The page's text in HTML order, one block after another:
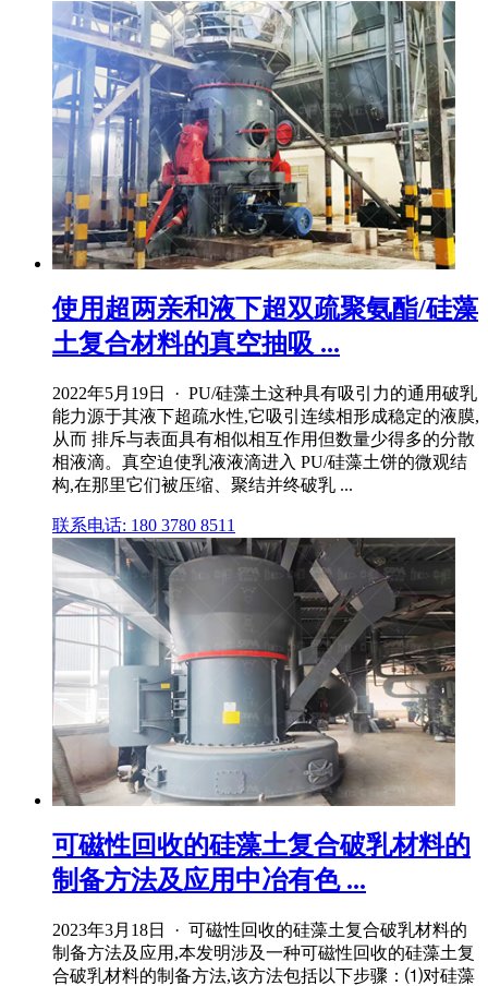
使用超两亲和液下超双疏聚氨酯/硅藻
土复合材料的真空抽吸 ...
2022年5月19日 · PU/硅藻土这种具有吸引力的通用破乳
能力源于其液下超疏水性,它吸引连续相形成稳定的液膜,
从而 排斥与表面具有相似相互作用但数量少得多的分散
相液滴。真空迫使乳液液滴进入 PU/硅藻土饼的微观结
构,在那里它们被压缩、聚结并终破乳 ...
联系电话: 180 3780 8511
可磁性回收的硅藻土复合破乳材料的
制备方法及应用中冶有色 ...
2023年3月18日 · 可磁性回收的硅藻土复合破乳材料的
制备方法及应用,本发明涉及一种可磁性回收的硅藻土复
合破乳材料的制备方法,该方法包括以下步骤：⑴对硅藻